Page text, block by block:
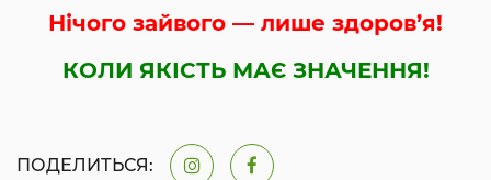
Нічого зайвого — лише здоров’я!
КОЛИ ЯКІСТЬ МАЄ ЗНАЧЕННЯ!
ПОДЕЛИТЬСЯ: